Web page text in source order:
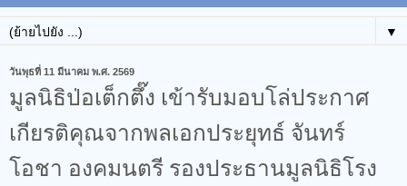
▼
วันพุธที่ 11 มีนาคม พ.ศ. 2569
มูลนิธิป่อเต็กตึ๊ง เข้ารับมอบโล่ประกาศ
เกียรติคุณจากพลเอกประยุทธ์ จันทร์
โอชา องคมนตรี รองประธานมูลนิธิโรง